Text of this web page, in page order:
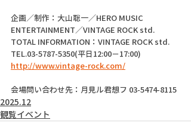
企画／制作：大山聡一／HERO MUSIC
ENTERTAINMENT／VINTAGE ROCK std.
TOTAL INFORMATION：VINTAGE ROCK std.
TEL.03-5787-5350(平日12:00－17:00)
http://www.vintage-rock.com/
会場問い合わせ先：月見ル君想フ 03-5474-8115
2025.12
観覧イベント